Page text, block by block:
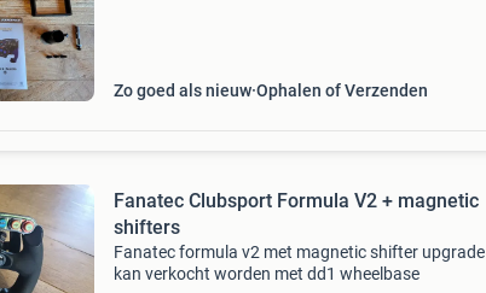
Zo goed als nieuw Ophalen of Verzenden
Fanatec Clubsport Formula V2 + magnetic
shifters
Fanatec formula v2 met magnetic shifter upgrade
kan verkocht worden met dd1 wheelbase